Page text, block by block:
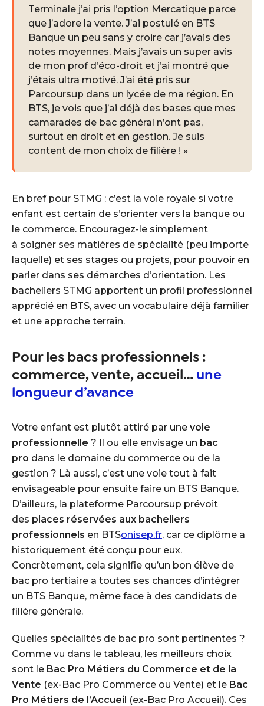
Terminale j’ai pris l’option Mercatique parce
que j’adore la vente. J’ai postulé en BTS
Banque un peu sans y croire car j’avais des
notes moyennes. Mais j’avais un super avis
de mon prof d’éco-droit et j’ai montré que
j’étais ultra motivé. J’ai été pris sur
Parcoursup dans un lycée de ma région. En
BTS, je vois que j’ai déjà des bases que mes
camarades de bac général n’ont pas,
surtout en droit et en gestion. Je suis
content de mon choix de filière ! »
En bref pour STMG : c’est la voie royale si votre
enfant est certain de s’orienter vers la banque ou
le commerce. Encouragez-le simplement
à soigner ses matières de spécialité (peu importe
laquelle) et ses stages ou projets, pour pouvoir en
parler dans ses démarches d’orientation. Les
bacheliers STMG apportent un profil professionnel
apprécié en BTS, avec un vocabulaire déjà familier
et une approche terrain.
Pour les bacs professionnels :
commerce, vente, accueil…une
longueur d’avance
Votre enfant est plutôt attiré par une voie
professionnelle ? Il ou elle envisage un bac
pro dans le domaine du commerce ou de la
gestion ? Là aussi, c’est une voie tout à fait
envisageable pour ensuite faire un BTS Banque.
D’ailleurs, la plateforme Parcoursup prévoit
des places réservées aux bacheliers
professionnels en BTSonisep.fr, car ce diplôme a
historiquement été conçu pour eux.
Concrètement, cela signifie qu’un bon élève de
bac pro tertiaire a toutes ses chances d’intégrer
un BTS Banque, même face à des candidats de
filière générale.
Quelles spécialités de bac pro sont pertinentes ?
Comme vu dans le tableau, les meilleurs choix
sont le Bac Pro Métiers du Commerce et de la
Vente (ex-Bac Pro Commerce ou Vente) et le Bac
Pro Métiers de l’Accueil (ex-Bac Pro Accueil). Ces